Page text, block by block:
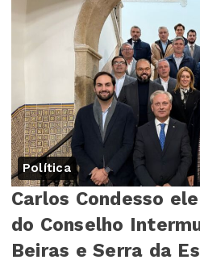
Política
Carlos Condesso
do Conselho
Beiras e Serra da